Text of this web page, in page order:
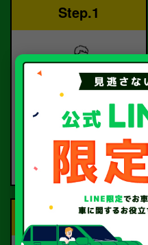
Step.1
お電話または査定フォー
ご依頼ください。
Step.3